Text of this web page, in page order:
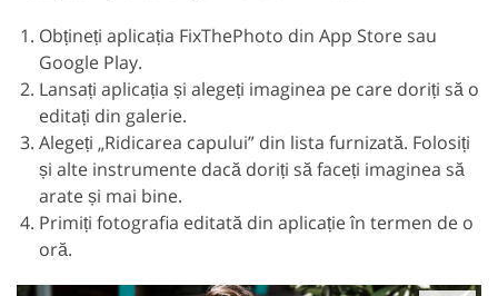
Obțineți aplicația FixThePhoto din App Store sau
Google Play.
Lansați aplicația și alegeți imaginea pe care doriți să o
editați din galerie.
Alegeți „Ridicarea capului” din lista furnizată. Folosiți
și alte instrumente dacă doriți să faceți imaginea să
arate și mai bine.
Primiți fotografia editată din aplicație în termen de o
oră.